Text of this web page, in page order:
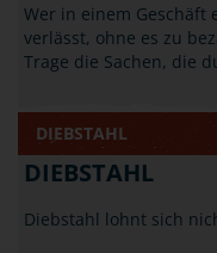
Wer in einem Geschäft
verlässt, ohne es zu
Trage die Sachen, die
DIEBSTAHL
DIEBSTAHL
Diebstahl lohnt sich